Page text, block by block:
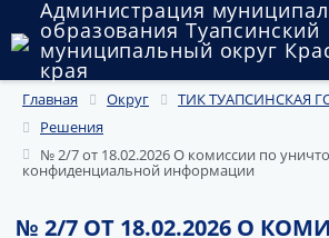
Администрация
образования Туапсинский
муниципальный округ
края
Округ
Администрация
Главная Округ
ТИК ТУАПСИНСКАЯ
Решения
№ 2/7 от 18.02.2026 О комиссии по
конфиденциальной информации
№ 2/7 ОТ 18.02.2026 О